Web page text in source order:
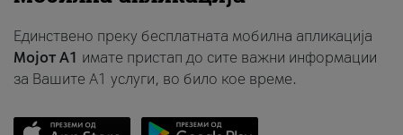
Единствено преку бесплатната мобилна апликација
Мојот A1 имате пристап до сите важни информации
за Вашите A1 услуги, во било кое време.